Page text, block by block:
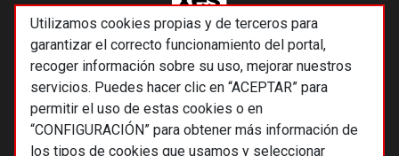
Utilizamos cookies propias y de terceros para
garantizar el correcto funcionamiento del portal,
recoger información sobre su uso, mejorar nuestros
servicios. Puedes hacer clic en “ACEPTAR” para
permitir el uso de estas cookies o en
“CONFIGURACIÓN” para obtener más información de
los tipos de cookies que usamos y seleccionar